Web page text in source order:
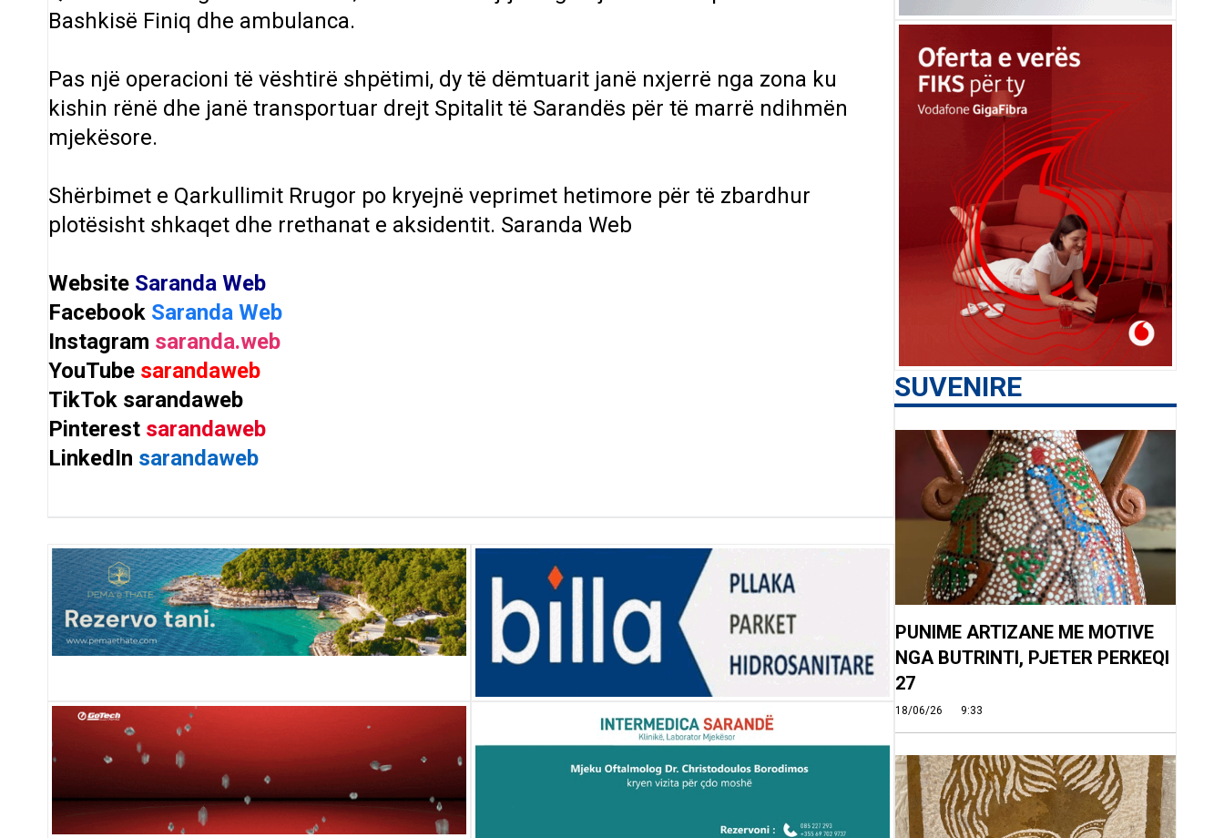
Bashkisë Finiq dhe ambulanca.
Pas një operacioni të vështirë shpëtimi, dy të dëmtuarit janë nxjerrë nga zona ku
kishin rënë dhe janë transportuar drejt Spitalit të Sarandës për të marrë ndihmën
mjekësore.
Shërbimet e Qarkullimit Rrugor po kryejnë veprimet hetimore për të zbardhur
plotësisht shkaqet dhe rrethanat e aksidentit. Saranda Web
Website Saranda Web
Facebook Saranda Web
Instagram saranda.web
YouTube sarandaweb
TikTok sarandaweb
Pinterest sarandaweb
LinkedIn sarandaweb
SUVENIRE
PUNIME ARTIZANE ME MOTIVE
NGA BUTRINTI, PJETER PERKEQI
27
18/06/26 9:33